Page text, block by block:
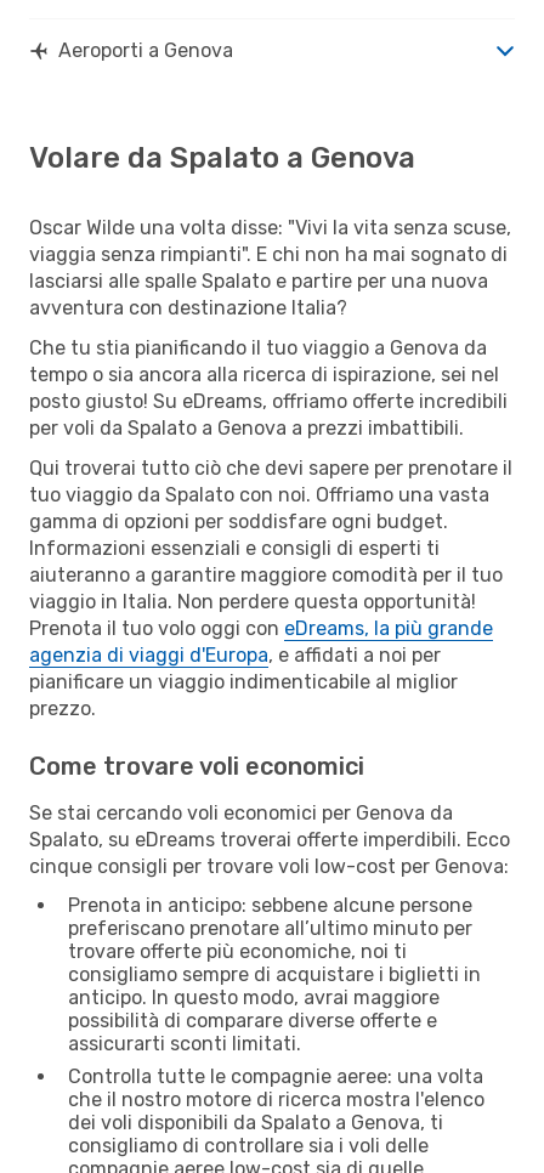
Aeroporti a Genova
Volare da Spalato a Genova
Oscar Wilde una volta disse: "Vivi la vita senza scuse,
viaggia senza rimpianti". E chi non ha mai sognato di
lasciarsi alle spalle Spalato e partire per una nuova
avventura con destinazione Italia?
Che tu stia pianificando il tuo viaggio a Genova da
tempo o sia ancora alla ricerca di ispirazione, sei nel
posto giusto! Su eDreams, offriamo offerte incredibili
per voli da Spalato a Genova a prezzi imbattibili.
Qui troverai tutto ciò che devi sapere per prenotare il
tuo viaggio da Spalato con noi. Offriamo una vasta
gamma di opzioni per soddisfare ogni budget.
Informazioni essenziali e consigli di esperti ti
aiuteranno a garantire maggiore comodità per il tuo
viaggio in Italia. Non perdere questa opportunità!
Prenota il tuo volo oggi con eDreams, la più grande
agenzia di viaggi d'Europa, e affidati a noi per
pianificare un viaggio indimenticabile al miglior
prezzo.
Come trovare voli economici
Se stai cercando voli economici per Genova da
Spalato, su eDreams troverai offerte imperdibili. Ecco
cinque consigli per trovare voli low-cost per Genova:
Prenota in anticipo: sebbene alcune persone
preferiscano prenotare all’ultimo minuto per
trovare offerte più economiche, noi ti
consigliamo sempre di acquistare i biglietti in
anticipo. In questo modo, avrai maggiore
possibilità di comparare diverse offerte e
assicurarti sconti limitati.
Controlla tutte le compagnie aeree: una volta
che il nostro motore di ricerca mostra l'elenco
dei voli disponibili da Spalato a Genova, ti
consigliamo di controllare sia i voli delle